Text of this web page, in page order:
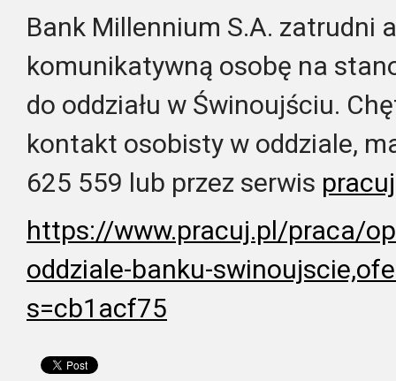
Bank Millennium S.A. zatrudni
komunikatywną osobę na
do oddziału w Świnoujściu.
kontakt osobisty w oddziale,
625 559 lub przez serwis
https://www.pracuj.pl/praca/op
oddziale-banku-
s=cb1acf75